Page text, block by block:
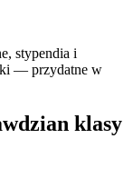
stypendia i
— przydatne w
klasy